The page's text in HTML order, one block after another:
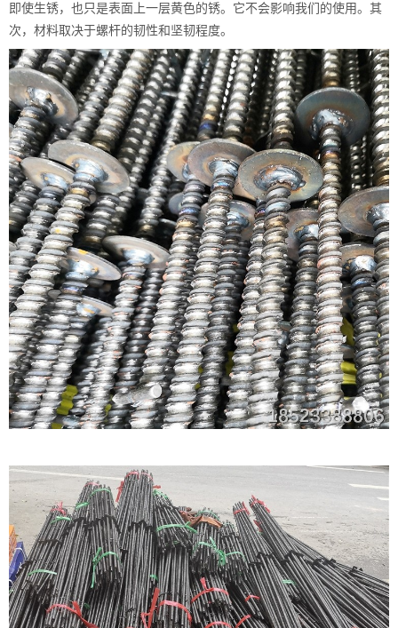
即使生锈，也只是表面上一层黄色的锈。它不会影响我们的使用。其
次，材料取决于螺杆的韧性和坚韧程度。